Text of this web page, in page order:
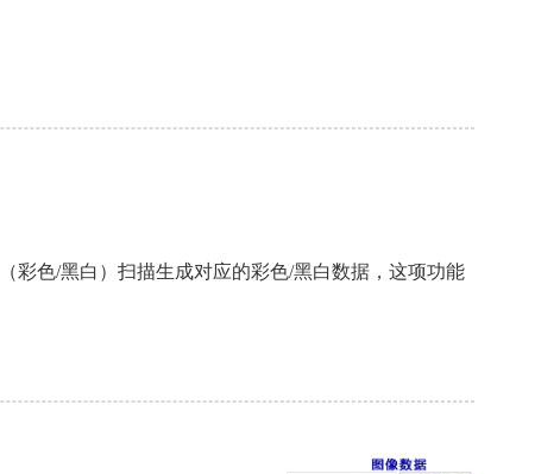
彩色/黑白）扫描生成对应的彩色/黑白数据，这项功能